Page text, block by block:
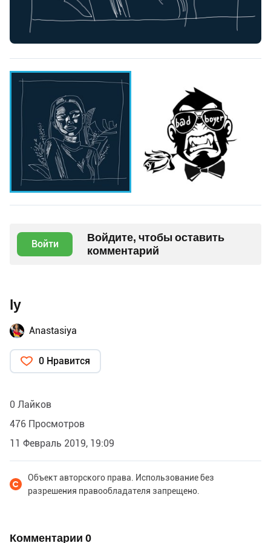
Войти
Войдите, чтобы оставить
комментарий
ly
Anastasiya
0 Нравится
0 Лайков
476 Просмотров
11 Февраль 2019, 19:09
Объект авторского права. Использование без
разрешения правообладателя запрещено.
Комментарии 0